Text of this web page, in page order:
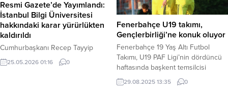
yapılan açıklamada, Borsa İstanbul
piyasasında son dönemde yaşanan
olağan dışı fiyat hareketlilikleri ve
manipülatif düşüşlerin ardından
soruşturma başlatıldığı belirtildi....
Resmi Gazete’de Yayımlandı:
İstanbul Bilgi Üniversitesi
hakkındaki karar yürürlükten
kaldırıldı
Cumhurbaşkanı Recep Tayyip
Erdoğan’ın imzasıyla Resmi
Gazete’de yayımlanan yeni bir
25.05.2026 01:16 0
Fenerbahçe U19 takımı,
Gençlerbirliği’ne konuk oluyor
Fenerbahçe 19 Yaş Altı Futbol
Takımı, U19 PAF Ligi’nin dördüncü
haftasında başkent temsilcisi
Gençlerbirliği’ne konuk olacak.
Mücadele, 31 Ağustos Pazar günü
29.08.2025 13:35 0